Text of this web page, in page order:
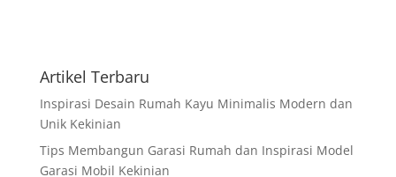
Artikel Terbaru
Inspirasi Desain Rumah Kayu Minimalis Modern dan
Unik Kekinian
Tips Membangun Garasi Rumah dan Inspirasi Model
Garasi Mobil Kekinian